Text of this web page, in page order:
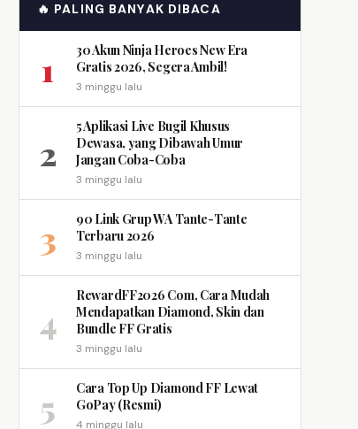
🔥 PALING BANYAK DIBACA
1
30 Akun Ninja Heroes New Era
Gratis 2026, Segera Ambil!
3 minggu lalu
2
5 Aplikasi Live Bugil Khusus
Dewasa, yang Dibawah Umur
Jangan Coba-Coba
3 minggu lalu
3
90 Link Grup WA Tante-Tante
Terbaru 2026
3 minggu lalu
4
RewardFF2026 Com, Cara Mudah
Mendapatkan Diamond, Skin dan
Bundle FF Gratis
3 minggu lalu
5
Cara Top Up Diamond FF Lewat
GoPay (Resmi)
4 minggu lalu